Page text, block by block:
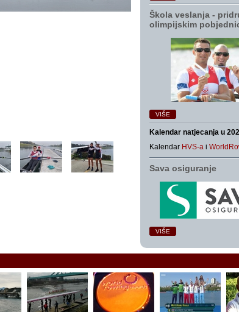
Škola veslanja ‑
olimpijskim
VIŠE
Kalendar natjecanja u
Kalendar HVS-a i
Sava osiguranje
VIŠE